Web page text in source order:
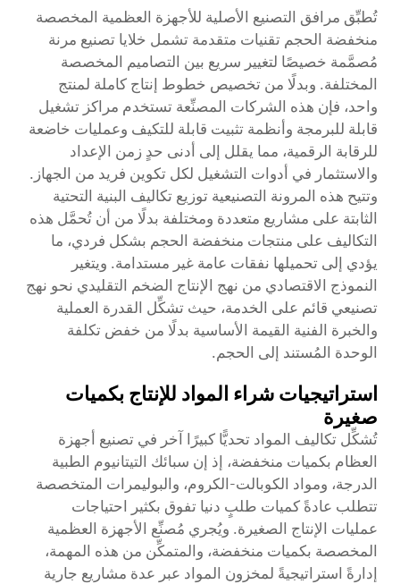
تُطبِّق مرافق التصنيع الأصلية للأجهزة العظمية المخصصة
منخفضة الحجم تقنيات متقدمة تشمل خلايا تصنيع مرنة
مُصمَّمة خصيصًا لتغيير سريع بين التصاميم المخصصة
المختلفة. وبدلًا من تخصيص خطوط إنتاج كاملة لمنتج
واحد، فإن هذه الشركات المصنِّعة تستخدم مراكز تشغيل
قابلة للبرمجة وأنظمة تثبيت قابلة للتكيف وعمليات خاضعة
للرقابة الرقمية، مما يقلل إلى أدنى حدٍ زمن الإعداد
والاستثمار في أدوات التشغيل لكل تكوين فريد من الجهاز.
وتتيح هذه المرونة التصنيعية توزيع تكاليف البنية التحتية
الثابتة على مشاريع متعددة ومختلفة بدلًا من أن تُحمَّل هذه
التكاليف على منتجات منخفضة الحجم بشكل فردي، ما
يؤدي إلى تحميلها نفقات عامة غير مستدامة. ويتغير
النموذج الاقتصادي من نهج الإنتاج الضخم التقليدي نحو نهج
تصنيعي قائم على الخدمة، حيث تشكِّل القدرة العملية
والخبرة الفنية القيمة الأساسية بدلًا من خفض تكلفة
الوحدة المُستند إلى الحجم.
استراتيجيات شراء المواد للإنتاج بكميات
صغيرة
تُشكِّل تكاليف المواد تحديًّا كبيرًا آخر في تصنيع أجهزة
العظام بكميات منخفضة، إذ إن سبائك التيتانيوم الطبية
الدرجة، ومواد الكوبالت-الكروم، والبوليمرات المتخصصة
تتطلب عادةً كميات طلبٍ دنيا تفوق بكثير احتياجات
عمليات الإنتاج الصغيرة. ويُجري مُصنِّع الأجهزة العظمية
المخصصة بكميات منخفضة، والمتمكِّن من هذه المهمة،
إدارةً استراتيجيةً لمخزون المواد عبر عدة مشاريع جارية